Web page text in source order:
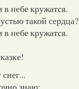
небе кружатся.
такой сердца?
небе кружатся.
знаю: